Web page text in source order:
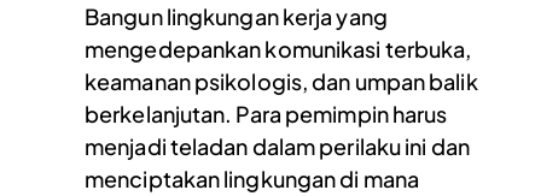
Bangun lingkungan kerja yang
mengedepankan komunikasi terbuka,
keamanan psikologis, dan umpan balik
berkelanjutan. Para pemimpin harus
menjadi teladan dalam perilaku ini dan
menciptakan lingkungan di mana